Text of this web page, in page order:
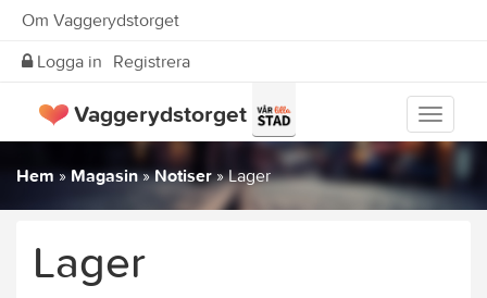
Om Vaggerydstorget
Logga in Registrera
Visa
meny
Vaggerydstorget
Hem»Magasin»Notiser»Lager
Lager